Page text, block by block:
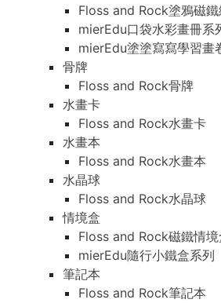
Floss and Rock塗鴉磁鐵
mierEdu口袋水彩畫冊系
mierEdu塗塗寫寫學習畫
骨牌
Floss and Rock骨牌
水畫卡
Floss and Rock水畫卡
水畫本
Floss and Rock水畫本
水晶球
Floss and Rock水晶球
情境盒
Floss and Rock磁鐵情境
mierEdu隨行小鐵盒系列
筆記本
Floss and Rock筆記本